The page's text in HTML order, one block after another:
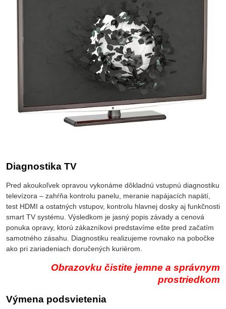
Diagnostika TV
Pred akoukoľvek opravou vykonáme dôkladnú vstupnú diagnostiku
televízora – zahŕňa kontrolu panelu, meranie napájacích napätí,
test HDMI a ostatných vstupov, kontrolu hlavnej dosky aj funkčnosti
smart TV systému. Výsledkom je jasný popis závady a cenová
ponuka opravy, ktorú zákazníkovi predstavíme ešte pred začatím
samotného zásahu. Diagnostiku realizujeme rovnako na pobočke
ako pri zariadeniach doručených kuriérom.
Obrazovku čistite jemne a správnym
prostriedkom
Výmena podsvietenia